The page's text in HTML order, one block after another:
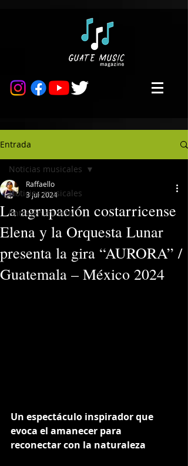
Entrada
Noticias musicales
Entretenimiento
Noticias musicales
La agrupación costarricense
Elena y la Orquesta Lunar
presenta la gira “AURORA” /
Guatemala – México 2024
Raffaello
3 jul 2024
Un espectáculo inspirador que
evoca el amanecer para
reconectar con la naturaleza